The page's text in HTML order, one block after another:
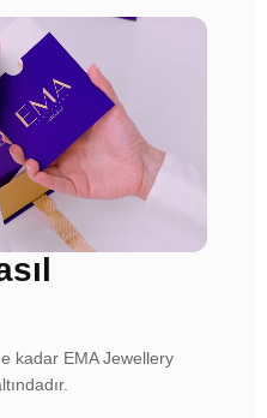
kadar EMA Jewellery